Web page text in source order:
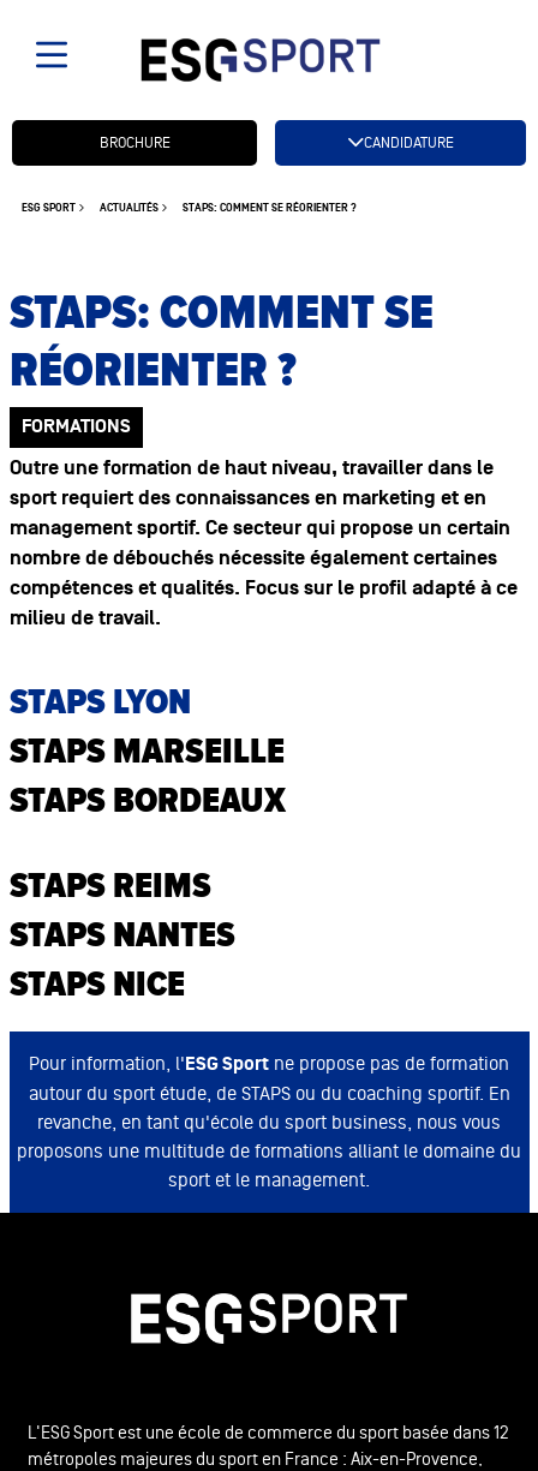
ESG SPORT ACTUALITÉS STAPS: COMMENT SE RÉORIENTER ?
STAPS: COMMENT SE
RÉORIENTER ?
FORMATIONS
Outre une formation de haut niveau, travailler dans le
sport requiert des connaissances en marketing et en
management sportif. Ce secteur qui propose un certain
nombre de débouchés nécessite également certaines
compétences et qualités. Focus sur le profil adapté à ce
milieu de travail.
STAPS LYON
STAPS MARSEILLE
STAPS BORDEAUX
STAPS REIMS
STAPS NANTES
STAPS NICE
Pour information, l'ESG Sport ne propose pas de formation
autour du sport étude, de STAPS ou du coaching sportif. En
revanche, en tant qu'école du sport business, nous vous
proposons une multitude de formations alliant le domaine du
sport et le management.
CANDIDATURE
Candidatez btnBROCHURE
L'ESG Sport est une école de commerce du sport basée dans 12
métropoles majeures du sport en France : Aix-en-Provence,